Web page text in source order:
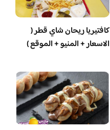
كافتيريا ريحان شاي قطر (
الاسعار + المنيو + الموقع )